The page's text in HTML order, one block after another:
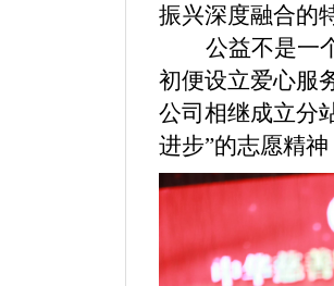
振兴深度融合的
公益不是一
初便设立爱心服
公司相继成立分
进步”的志愿精